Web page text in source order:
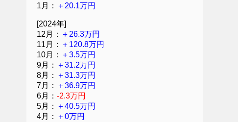
1月： ＋20.1万円
[2024年]
12月： ＋26.3万円
11月： ＋120.8万円
10月： ＋3.5万円
9月： ＋31.2万円
8月： ＋31.3万円
7月： ＋36.9万円
6月： -2.3万円
5月： ＋40.5万円
4月： ＋0万円